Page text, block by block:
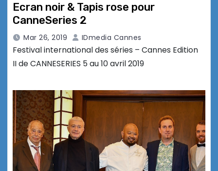
Ecran noir & Tapis rose pour
CanneSeries 2
Mar 26, 2019 IDmedia Cannes
Festival international des séries – Cannes Edition
II de CANNESERIES 5 au 10 avril 2019